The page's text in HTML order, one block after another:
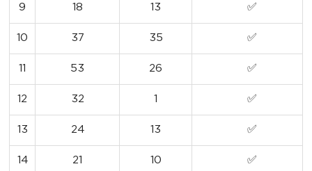
9 18 13 ✅
10 37 35 ✅
11 53 26 ✅
12 32 1 ✅
13 24 13 ✅
14 21 10 ✅